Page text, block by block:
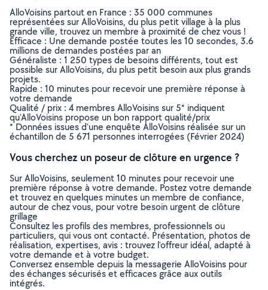
AlloVoisins partout en France : 35 000 communes
représentées sur AlloVoisins, du plus petit village à la plus
grande ville, trouvez un membre à proximité de chez vous !
Efficace : Une demande postée toutes les 10 secondes, 3.6
millions de demandes postées par an
Généraliste : 1 250 types de besoins différents, tout est
possible sur AlloVoisins, du plus petit besoin aux plus grands
projets.
Rapide : 10 minutes pour recevoir une première réponse à
votre demande
Qualité / prix : 4 membres AlloVoisins sur 5* indiquent
qu’AlloVoisins propose un bon rapport qualité/prix
* Données issues d’une enquête AlloVoisins réalisée sur un
échantillon de 5 671 personnes interrogées (Février 2024)
Vous cherchez un poseur de clôture en urgence ?
Sur AlloVoisins, seulement 10 minutes pour recevoir une
première réponse à votre demande. Postez votre demande
et trouvez en quelques minutes un membre de confiance,
autour de chez vous, pour votre besoin urgent de clôture
grillage
Consultez les profils des membres, professionnels ou
particuliers, qui vous ont contacté. Présentation, photos de
réalisation, expertises, avis : trouvez l'offreur idéal, adapté à
votre demande et à votre budget.
Conversez ensemble depuis la messagerie AlloVoisins pour
des échanges sécurisés et efficaces grâce aux outils
intégrés.